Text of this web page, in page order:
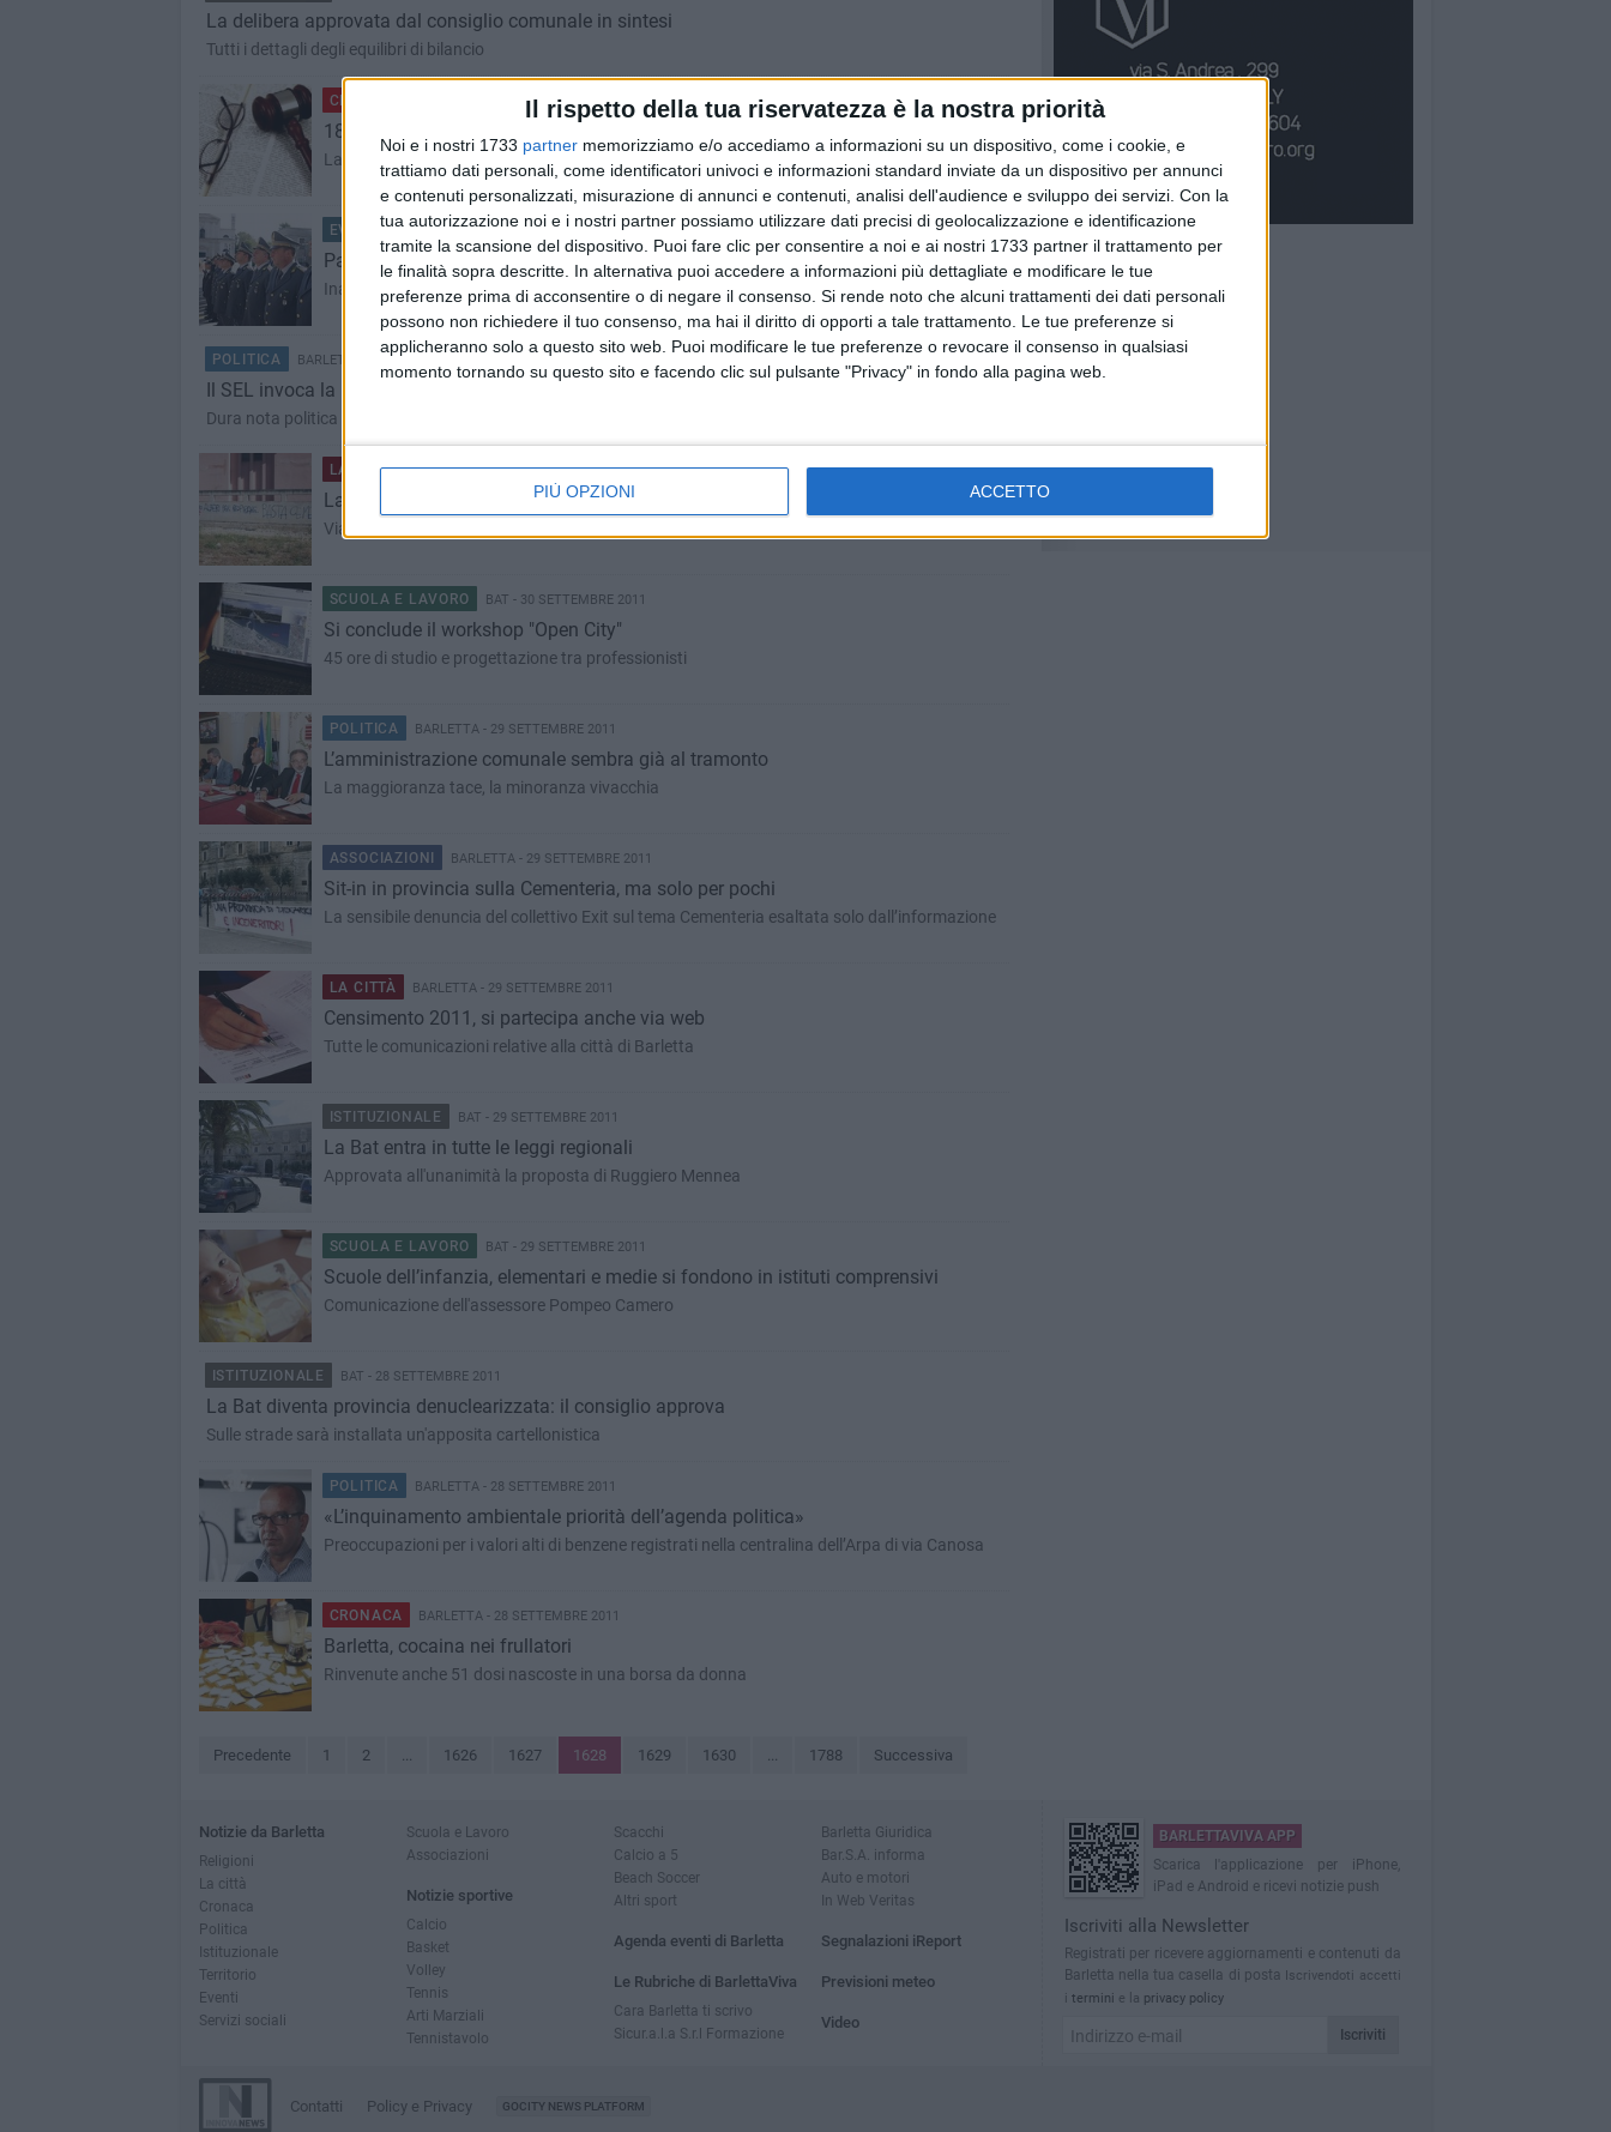
Il rispetto della tua riservatezza è la nostra priorità
Noi e i nostri 1733 partner memorizziamo e/o accediamo a informazioni su un dispositivo, come i cookie, e
trattiamo dati personali, come identificatori univoci e informazioni standard inviate da un dispositivo per annunci
e contenuti personalizzati, misurazione di annunci e contenuti, analisi dell'audience e sviluppo dei servizi. Con la
tua autorizzazione noi e i nostri partner possiamo utilizzare dati precisi di geolocalizzazione e identificazione
tramite la scansione del dispositivo. Puoi fare clic per consentire a noi e ai nostri 1733 partner il trattamento per
le finalità sopra descritte. In alternativa puoi accedere a informazioni più dettagliate e modificare le tue
preferenze prima di acconsentire o di negare il consenso. Si rende noto che alcuni trattamenti dei dati personali
possono non richiedere il tuo consenso, ma hai il diritto di opporti a tale trattamento. Le tue preferenze si
applicheranno solo a questo sito web. Puoi modificare le tue preferenze o revocare il consenso in qualsiasi
momento tornando su questo sito e facendo clic sul pulsante "Privacy" in fondo alla pagina web.
PIÙ OPZIONI ACCETTO
La delibera approvata dal consiglio comunale in sintesi
Tutti i dettagli degli equilibri di bilancio
CRONACA BARLETTA - 30 SETTEMBRE 2011
184 villette a Montaltino, il Tar blocca tutto
La sentenza rinvia gli atti alla Procura di Trani
EVENTI BARLETTA - 30 SETTEMBRE 2011
Parte il XVIII Raduno Nazionale ANFI
Inaugurate le mostre a Palazzo della Marra
POLITICA BARLETTA - 30 SETTEMBRE 2011
Il SEL invoca la Magistratura per il giovane Ventura
Dura nota politica della Segreteria provinciale
LA CITTÀ BARLETTA - 30 SETTEMBRE 2011
La solitudine della periferia di Barletta
Viaggio in un quartiere a misura di cantiere edile
SCUOLA E LAVORO BAT - 30 SETTEMBRE 2011
Si conclude il workshop "Open City"
45 ore di studio e progettazione tra professionisti
POLITICA BARLETTA - 29 SETTEMBRE 2011
L’amministrazione comunale sembra già al tramonto
La maggioranza tace, la minoranza vivacchia
ASSOCIAZIONI BARLETTA - 29 SETTEMBRE 2011
Sit-in in provincia sulla Cementeria, ma solo per pochi
La sensibile denuncia del collettivo Exit sul tema Cementeria esaltata solo dall’informazione
LA CITTÀ BARLETTA - 29 SETTEMBRE 2011
Censimento 2011, si partecipa anche via web
Tutte le comunicazioni relative alla città di Barletta
ISTITUZIONALE BAT - 29 SETTEMBRE 2011
La Bat entra in tutte le leggi regionali
Approvata all'unanimità la proposta di Ruggiero Mennea
SCUOLA E LAVORO BAT - 29 SETTEMBRE 2011
Scuole dell’infanzia, elementari e medie si fondono in istituti comprensivi
Comunicazione dell'assessore Pompeo Camero
ISTITUZIONALE BAT - 28 SETTEMBRE 2011
La Bat diventa provincia denuclearizzata: il consiglio approva
Sulle strade sarà installata un'apposita cartellonistica
POLITICA BARLETTA - 28 SETTEMBRE 2011
«L’inquinamento ambientale priorità dell’agenda politica»
Preoccupazioni per i valori alti di benzene registrati nella centralina dell’Arpa di via Canosa
CRONACA BARLETTA - 28 SETTEMBRE 2011
Barletta, cocaina nei frullatori
Rinvenute anche 51 dosi nascoste in una borsa da donna
Precedente 1 2 ... 1626 1627 1628 1629 1630 ... 1788 Successiva
Notizie da Barletta
Religioni
La città
Cronaca
Politica
Istituzionale
Territorio
Eventi
Servizi sociali
Scuola e Lavoro
Associazioni
Notizie sportive
Calcio
Basket
Volley
Tennis
Arti Marziali
Tennistavolo
Scacchi
Calcio a 5
Beach Soccer
Altri sport
Agenda eventi di Barletta
Le Rubriche di BarlettaViva
Cara Barletta ti scrivo
Sicur.a.l.a S.r.l Formazione
Barletta Giuridica
Bar.S.A. informa
Auto e motori
In Web Veritas
Segnalazioni iReport
Previsioni meteo
Video
BARLETTAVIVA APP
Scarica l'applicazione per iPhone,
iPad e Android e ricevi notizie push
Iscriviti alla Newsletter
Registrati per ricevere aggiornamenti e contenuti da
Barletta nella tua casella di posta Iscrivendoti accetti
i termini e la privacy policy
Iscriviti
Contatti Policy e Privacy GOCITY NEWS PLATFORM